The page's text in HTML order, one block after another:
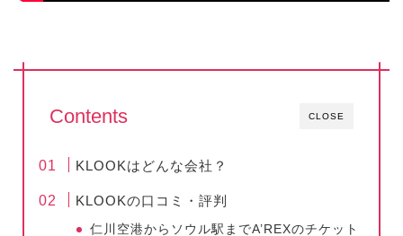
CLOSE
Contents
KLOOKはどんな会社？
KLOOKの口コミ・評判
仁川空港からソウル駅までA’REXのチケット